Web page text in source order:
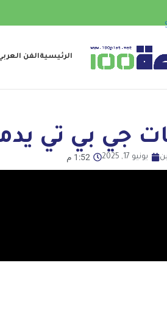
الرئيسيةالفن
جي بي تي يدمر
يونيو 17, 2025 1:52 م